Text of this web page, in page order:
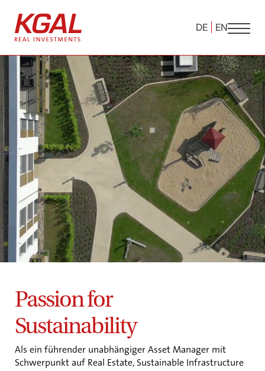
EN
DE
Passion for
Sustainability
Als ein führender unabhängiger Asset Manager mit
Schwerpunkt auf Real Estate, Sustainable Infrastructure